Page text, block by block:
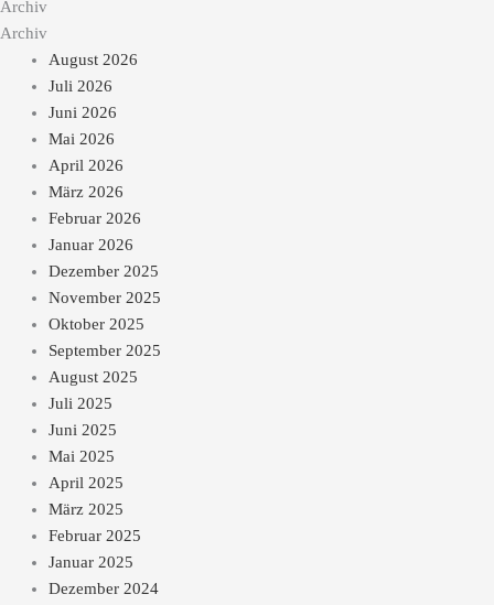
Archiv
Archiv
August 2026
Juli 2026
Juni 2026
Mai 2026
April 2026
März 2026
Februar 2026
Januar 2026
Dezember 2025
November 2025
Oktober 2025
September 2025
August 2025
Juli 2025
Juni 2025
Mai 2025
April 2025
März 2025
Februar 2025
Januar 2025
Dezember 2024